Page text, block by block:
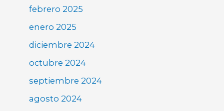
febrero 2025
enero 2025
diciembre 2024
octubre 2024
septiembre 2024
agosto 2024